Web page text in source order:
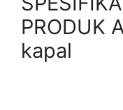
PRODUK
kapal